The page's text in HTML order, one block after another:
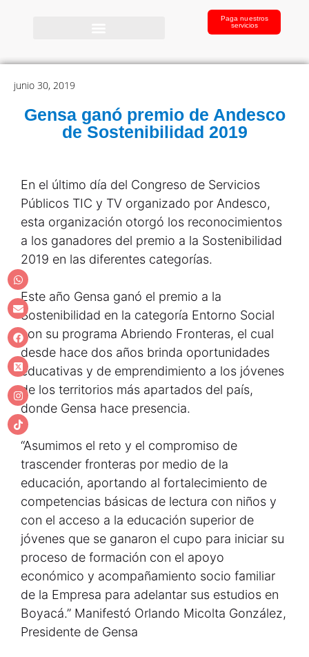
Paga nuestros
servicios
junio 30, 2019
Gensa ganó premio de Andesco
de Sostenibilidad 2019
En el último día del Congreso de Servicios
Públicos TIC y TV organizado por Andesco,
esta organización otorgó los reconocimientos
a los ganadores del premio a la Sostenibilidad
2019 en las diferentes categorías.
Este año Gensa ganó el premio a la
Sostenibilidad en la categoría Entorno Social
con su programa Abriendo Fronteras, el cual
desde hace dos años brinda oportunidades
educativas y de emprendimiento a los jóvenes
de los territorios más apartados del país,
donde Gensa hace presencia.
“Asumimos el reto y el compromiso de
trascender fronteras por medio de la
educación, aportando al fortalecimiento de
competencias básicas de lectura con niños y
con el acceso a la educación superior de
jóvenes que se ganaron el cupo para iniciar su
proceso de formación con el apoyo
económico y acompañamiento socio familiar
de la Empresa para adelantar sus estudios en
Boyacá.” Manifestó Orlando Micolta González,
Presidente de Gensa